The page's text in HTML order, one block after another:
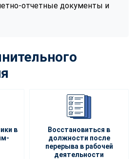
отчетные документы и
в
Восстановиться в
должности после
перерыва в рабочей
деятельности